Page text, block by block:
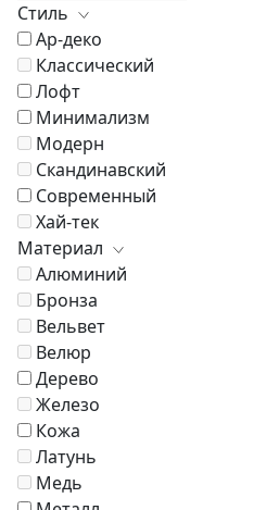
Стиль
Ар-деко
Классический
Лофт
Минимализм
Модерн
Скандинавский
Современный
Хай-тек
Материал
Алюминий
Бронза
Вельвет
Велюр
Дерево
Железо
Кожа
Латунь
Медь